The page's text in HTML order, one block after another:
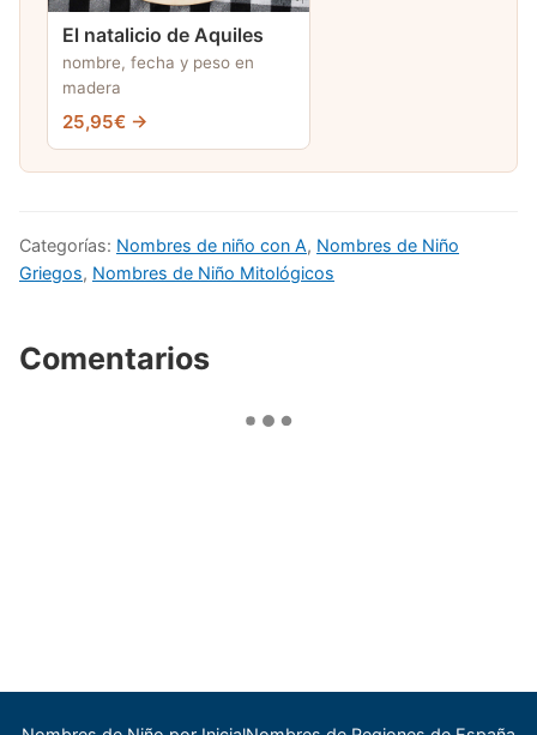
El natalicio de Aquiles
nombre, fecha y peso en
madera
25,95€ →
Categorías: Nombres de niño con A, Nombres de Niño
Griegos, Nombres de Niño Mitológicos
Comentarios